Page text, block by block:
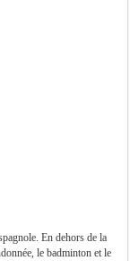
En dehors de la
le badminton et le